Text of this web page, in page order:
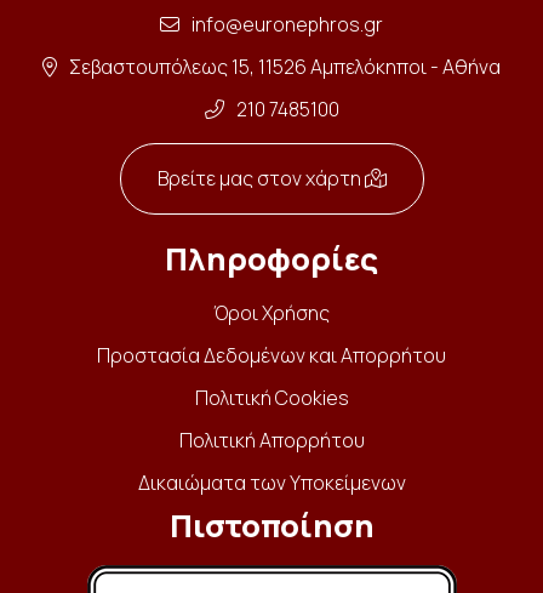
info@euronephros.gr
Σεβαστουπόλεως 15, 11526 Αμπελόκηποι - Αθήνα
210 7485100
Βρείτε μας στον χάρτη
Πληροφορίες
Όροι Χρήσης
Προστασία Δεδομένων και Απορρήτου
Πολιτική Cookies
Πολιτική Απορρήτου
Δικαιώματα των Υποκείμενων
Πιστοποίηση